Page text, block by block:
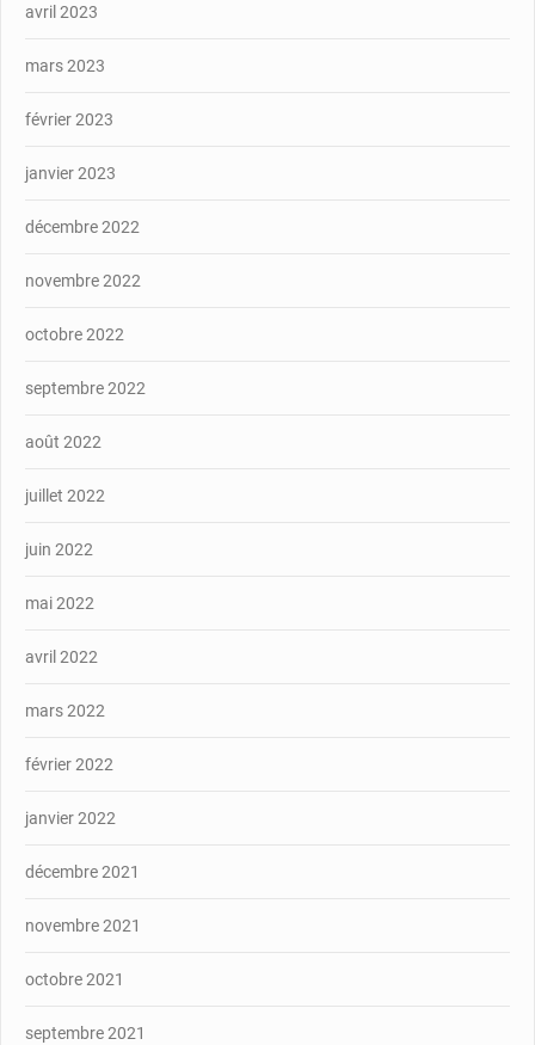
avril 2023
mars 2023
février 2023
janvier 2023
décembre 2022
novembre 2022
octobre 2022
septembre 2022
août 2022
juillet 2022
juin 2022
mai 2022
avril 2022
mars 2022
février 2022
janvier 2022
décembre 2021
novembre 2021
octobre 2021
septembre 2021